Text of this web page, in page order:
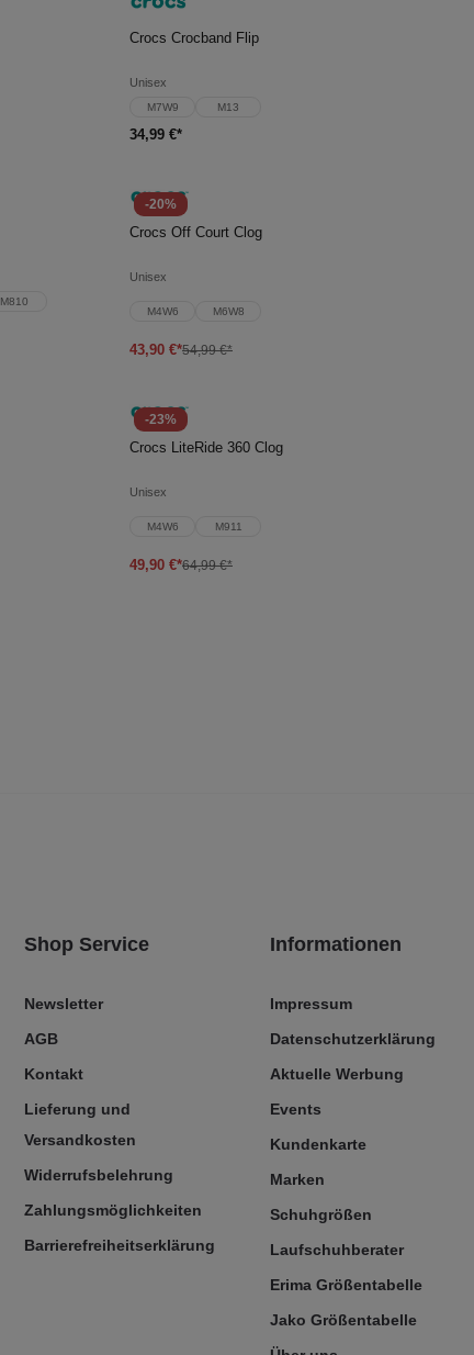
Crocs Crocband Flip
Unisex
M7W9 M13
34,99 €*
M810
-20%
In den Warenkorb
Crocs Off Court Clog
Unisex
M4W6 M6W8
43,90 €*54,99 €*
-23%
In den Warenkorb
Crocs LiteRide 360 Clog
Unisex
M4W6 M911
49,90 €*64,99 €*
Shop Service
Newsletter
AGB
Kontakt
Lieferung und
Versandkosten
Widerrufsbelehrung
Zahlungsmöglichkeiten
Barrierefreiheitserklärung
Informationen
Impressum
Datenschutzerklärung
Aktuelle Werbung
Events
Kundenkarte
Marken
Schuhgrößen
Laufschuhberater
Erima Größentabelle
Jako Größentabelle